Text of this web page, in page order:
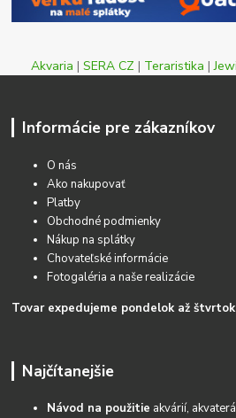
Akvaria | SERA CZ | Teraristika |
Informácie pre zákazníkov
O nás
Ako nakupovať
Platby
Obchodné podmienky
Nákup na splátky
Chovateľské informácie
Fotogaléria a naše realizácie
Tovar expedujeme pondelok až štvrtok
Najčítanejšie
Návod na použitie akvárií,